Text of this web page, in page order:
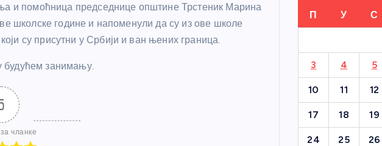
и помоћница председнице општине Трстеник Марина
школске године и напоменули да су из ове школе
су присутни у Србији и ван њених граница.
будућем занимању.
чланке
П У С
3 4 5
10 11 12
17 18 19
24 25 26